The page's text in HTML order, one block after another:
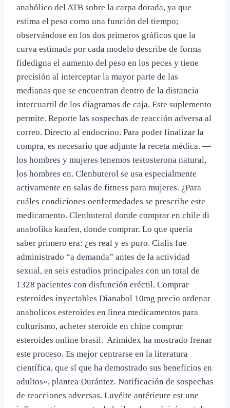
anabólico del ATB sobre la carpa dorada, ya que
estima el peso como una función del tiempo;
observándose en los dos primeros gráficos que la
curva estimada por cada modelo describe de forma
fidedigna el aumento del peso en los peces y tiene
precisión al interceptar la mayor parte de las
medianas que se encuentran dentro de la distancia
intercuartil de los diagramas de caja. Este suplemento
permite. Reporte las sospechas de reacción adversa al
correo. Directo al endocrino. Para poder finalizar la
compra, es necesario que adjunte la receta médica. —
los hombres y mujeres tenemos testosterona natural,
los hombres en. Clenbuterol se usa especialmente
activamente en salas de fitness para mujeres. ¿Para
cuáles condiciones oenfermedades se prescribe este
medicamento. Clenbuterol donde comprar en chile di
anabolika kaufen, donde comprar. Lo que quería
saber primero era: ¿es real y es puro. Cialis fue
administrado “a demanda” antes de la actividad
sexual, en seis estudios principales con un total de
1328 pacientes con disfunción eréctil. Comprar
esteroides inyectables Dianabol 10mg precio ordenar
anabolicos esteroides en linea medicamentos para
culturismo, acheter steroide en chine comprar
esteroides online brasil. ​ Arimidex ha mostrado frenar
este proceso. Es mejor centrarse en la literatura
científica, que sí que ha demostrado sus beneficios en
adultos», plantea Durántez. Notificación de sospechas
de reacciones adversas. Luvéite antérieure est une